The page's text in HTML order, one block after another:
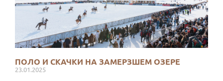
ПОЛО И СКАЧКИ НА ЗАМЕРЗШЕМ ОЗЕРЕ
23.01.2025